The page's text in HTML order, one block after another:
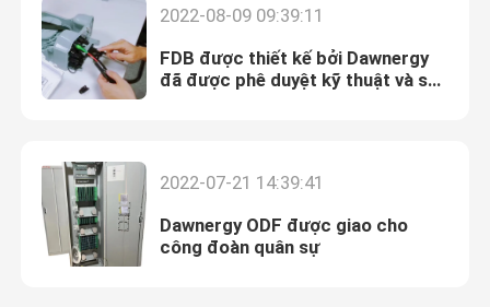
2022-08-09 09:39:11
FDB được thiết kế bởi Dawnergy
đã được phê duyệt kỹ thuật và sẵn
2022-07-21 14:39:41
Dawnergy ODF được giao cho
công đoàn quân sự